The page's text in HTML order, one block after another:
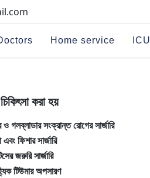
Home service ICU
করা হয়
গলব্লাডার সংক্রান্ত রোগের সার্জারি
ফিশার সার্জারি
জরুরি সার্জারি
টিউমার অপসারণ